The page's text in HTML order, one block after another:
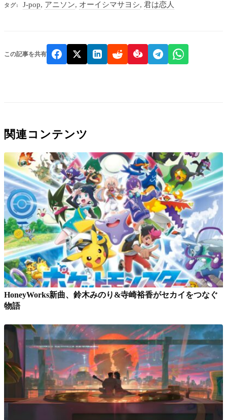
タグ: J-pop, アニソン, オーイシマサヨシ,君は恋人
この記事を共有
関連コンテンツ
HoneyWorks新曲、鈴木みのり&寺崎裕香がセカイをつなぐ
物語